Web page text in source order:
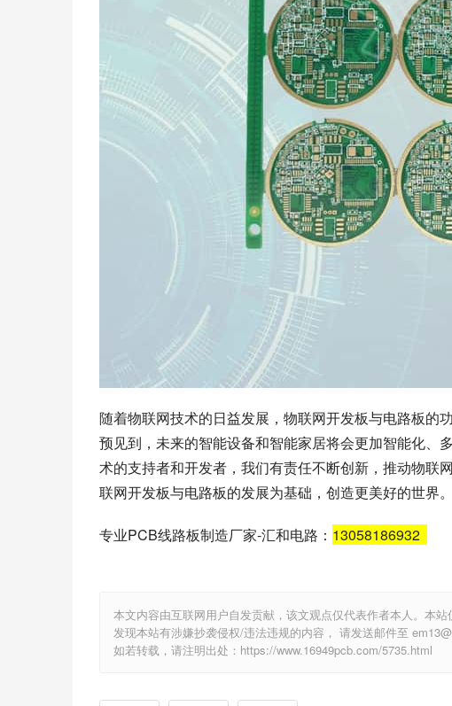
随着物联网技术的日益发展，物联网开发板与电路板的
预见到，未来的智能设备和智能家居将会更加智能化、
术的支持者和开发者，我们有责任不断创新，推动物联
联网开发板与电路板的发展为基础，创造更美好的世界。
专业PCB线路板制造厂家-汇和电路： 13058186932
本文内容由互联网用户自发贡献，该文观点仅代表作者本人。本
发现本站有涉嫌抄袭侵权/违法违规的内容， 请发送邮件至
如若转载，请注明出处：https://www.16949pcb.com/5735.html